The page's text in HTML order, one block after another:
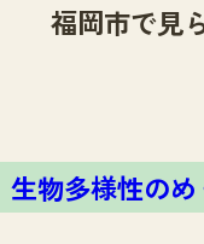
福岡市で見
生物多様性のめ